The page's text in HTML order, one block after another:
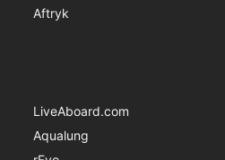
Aftryk
LiveAboard.com
Aqualung